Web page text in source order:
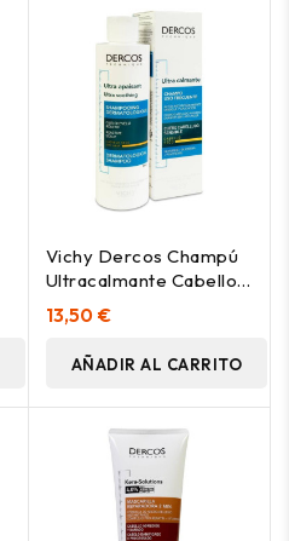
Vichy Dercos Champú
Ultracalmante Cabello
Seco, 200 Ml
13,50 €
AÑADIR AL CARRITO